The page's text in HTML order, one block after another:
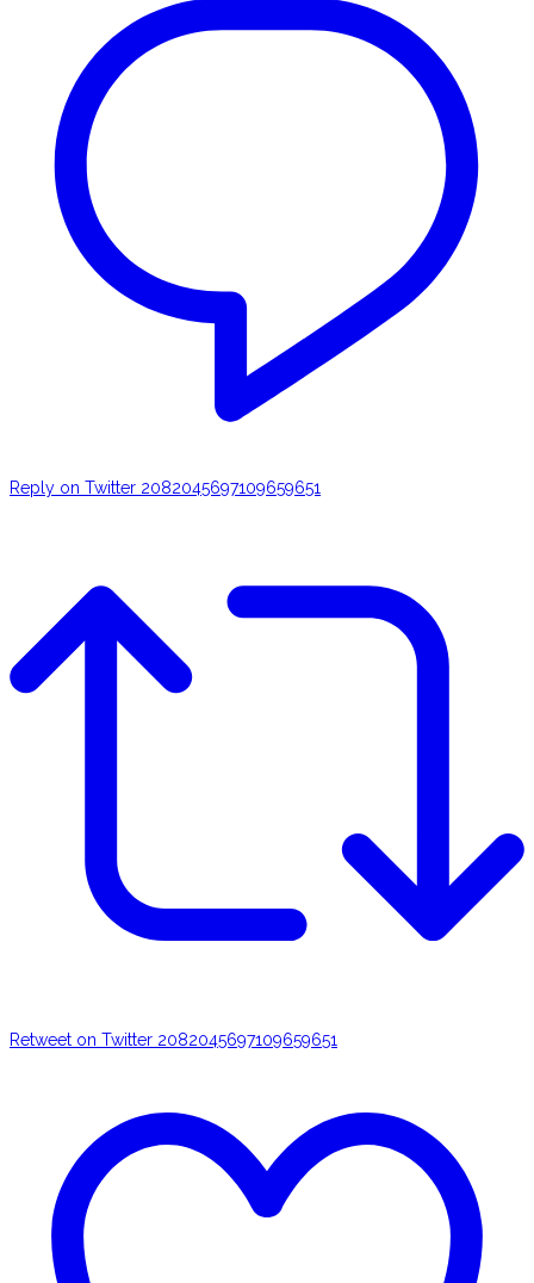
Reply on Twitter 2082045697109659651
Retweet on Twitter 2082045697109659651